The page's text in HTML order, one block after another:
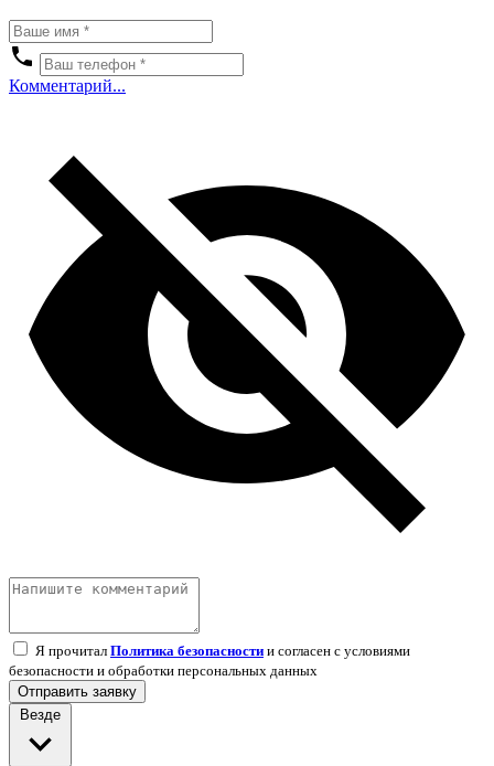
Комментарий...
Я прочитал Политика безопасности и согласен с условиями
безопасности и обработки персональных данных
Отправить заявку
Везде